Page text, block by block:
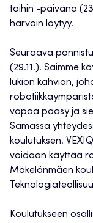
töihin -päivänä
harvoin löytyy.
Seuraava
(29.11.). Saimme
lukion kahvion,
vapaa pääsy ja
Samassa
koulutuksen.
voidaan käyttää
Mäkelänmäen
Koulutukseen